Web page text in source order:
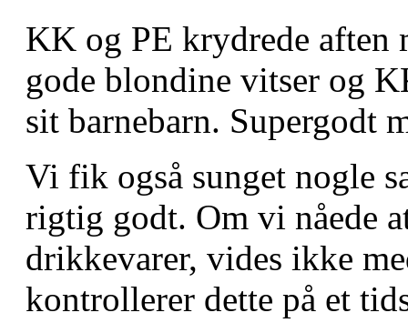
KK og PE krydrede aften
gode blondine vitser og
sit barnebarn. Supergodt
Vi fik også sunget nogle
rigtig godt. Om vi nåede
drikkevarer, vides ikke
kontrollerer dette på et